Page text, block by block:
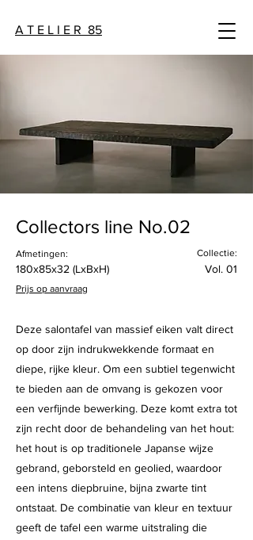
A T E L I E R 85
Collectors line No.02
Afmetingen:
180x85x32 (LxBxH)
Collectie:
Vol. 01
Prijs op aanvraag
Deze salontafel van massief eiken valt direct
op door zijn indrukwekkende formaat en
diepe, rijke kleur. Om een subtiel tegenwicht
te bieden aan de omvang is gekozen voor
een verfijnde bewerking. Deze komt extra tot
zijn recht door de behandeling van het hout:
het hout is op traditionele Japanse wijze
gebrand, geborsteld en geolied, waardoor
een intens diepbruine, bijna zwarte tint
ontstaat. De combinatie van kleur en textuur
geeft de tafel een warme uitstraling die